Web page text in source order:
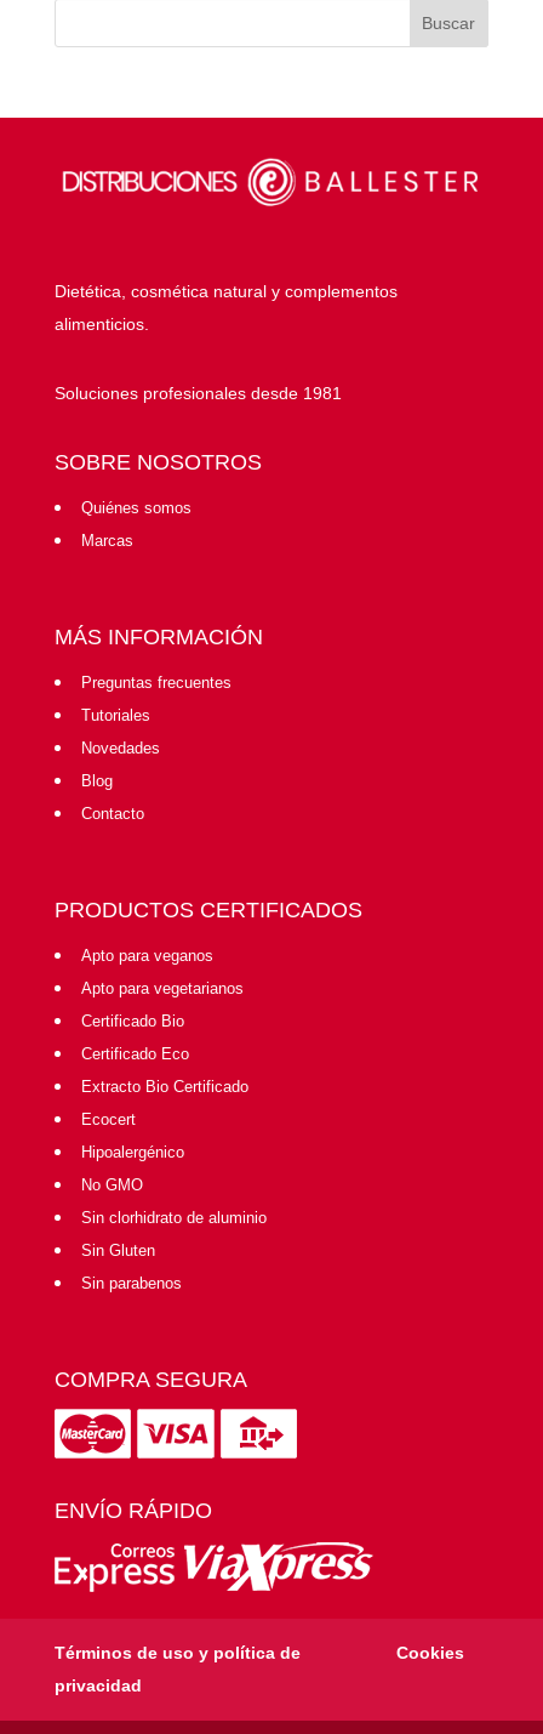
Dietética, cosmética natural y complementos
alimenticios.
Soluciones profesionales desde 1981
SOBRE NOSOTROS
Quiénes somos
Marcas
MÁS INFORMACIÓN
Preguntas frecuentes
Tutoriales
Novedades
Blog
Contacto
PRODUCTOS CERTIFICADOS
Apto para veganos
Apto para vegetarianos
Certificado Bio
Certificado Eco
Extracto Bio Certificado
Ecocert
Hipoalergénico
No GMO
Sin clorhidrato de aluminio
Sin Gluten
Sin parabenos
COMPRA SEGURA
ENVÍO RÁPIDO
Términos de uso y política de
privacidad
Cookies